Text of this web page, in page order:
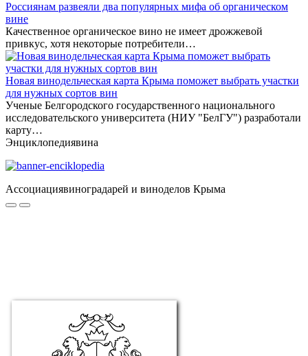
Россиянам развеяли два популярных мифа об органическом
вине
Качественное органическое вино не имеет дрожжевой
привкус, хотя некоторые потребители…
Новая винодельческая карта Крыма поможет выбрать участки
для нужных сортов вин
Ученые Белгородского государственного национального
исследовательского университета (НИУ "БелГУ") разработали
карту…
Энциклопедиявина
Ассоциациявиноградарей и виноделов Крыма